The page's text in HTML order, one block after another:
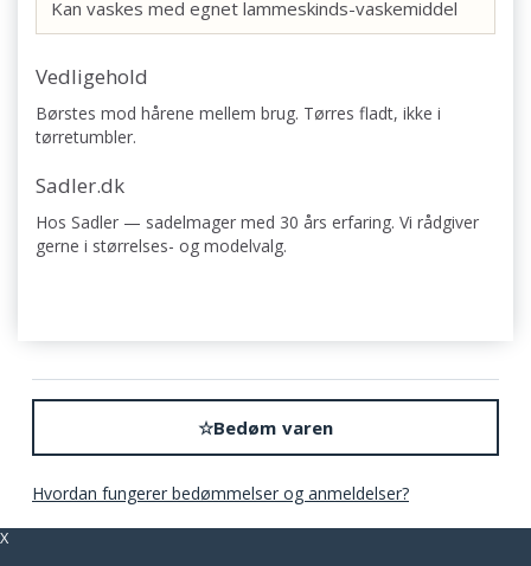
Kan vaskes med egnet lammeskinds-vaskemiddel
Vedligehold
Børstes mod hårene mellem brug. Tørres fladt, ikke i
tørretumbler.
Sadler.dk
Hos Sadler — sadelmager med 30 års erfaring. Vi rådgiver
gerne i størrelses- og modelvalg.
☆Bedøm varen
Hvordan fungerer bedømmelser og anmeldelser?
X